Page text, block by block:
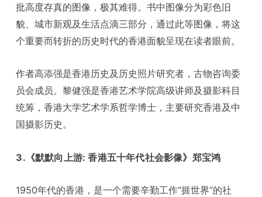
批高度存真的图像，极其难得。书中图像分为彩色旧
貌、城市新观及生活点滴三部分，通过此等图像，将这
个重要而转折的历史时代的香港面貌呈现在读者眼前。
作者高添强是香港历史及历史照片研究者，古物咨询委
员会成员。黎健强是香港艺术学院高级讲师及摄影科目
统筹，香港大学艺术学系哲学博士，主要研究香港及中
国摄影历史。
3.《默默向上游: 香港五十年代社会影像》郑宝鸿
1950年代的香港，是一个需要辛勤工作“捱世界”的社